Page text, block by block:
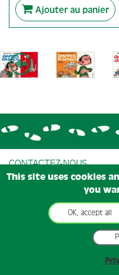
Ajouter au panier
CONTACTEZ-NOUS
CONDITIONS GÉNÉRALES
CONDITIONS
MENTIONS LÉGALES
GESTION DES COOKIES
© Dupuis -
This site uses cookies
you
OK, accept all